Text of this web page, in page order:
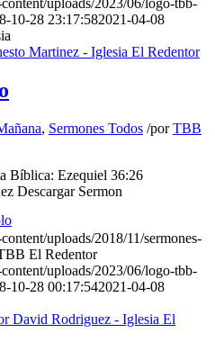
10-28 23:17:582021-04-08
, Sermones Todos /porTBB
Bíblica: Ezequiel 36:26
Descargar Sermon
uploads/2018/11/sermones-
El Redentor
uploads/2023/06/logo-tbb-
10-28 00:17:542021-04-08